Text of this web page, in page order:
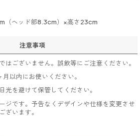
（ヘッド部8.3cm）×高さ23cm
注意事項
はございません。誤飲等にご注意ください。
月以内にお使いください。
光を避けて保管してください。
ジです。予告なくデザインや仕様を変更させ
ざいます。